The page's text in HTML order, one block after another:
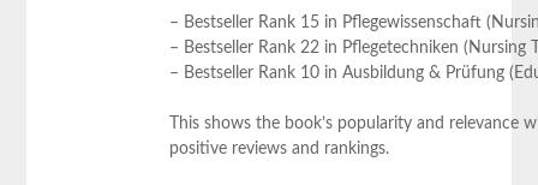
– Bestseller ‍Rank 15 in Pflegewissenschaft⁢
– Bestseller Rank 22 in Pflegetechniken (Nursing
– Bestseller Rank 10 in Ausbildung & Prüfung
This shows the book’s popularity and
positive reviews and rankings.